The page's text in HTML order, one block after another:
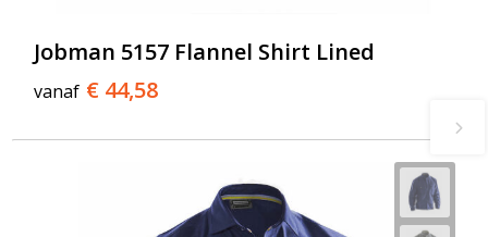
Jobman 5157 Flannel Shirt Lined
vanaf € 44,58